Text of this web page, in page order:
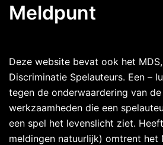
Meldpunt
Deze website bevat ook het
Discriminatie Spelauteurs. Een –
tegen de onderwaardering van
werkzaamheden die een
een spel het levenslicht ziet.
meldingen natuurlijk) omtrent het